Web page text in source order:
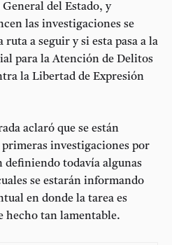
del Estado, y
las investigaciones se
a seguir y si esta pasa a la
para la Atención de Delitos
la Libertad de Expresión
aclaró que se están
investigaciones por
definiendo todavía algunas
se estarán informando
en donde la tarea es
hecho tan lamentable.